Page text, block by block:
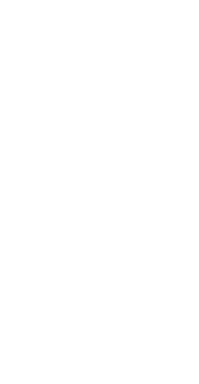
Harga Yang Murah